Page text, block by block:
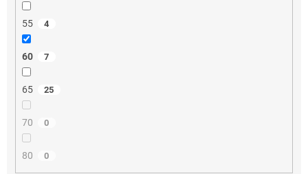
55 4
60 7
65 25
70 0
80 0